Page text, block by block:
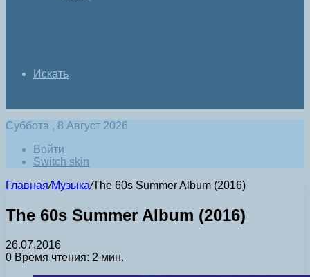
Искать
Суббота , 8 Август 2026
Войти
Switch skin
Главная/Музыка/The 60s Summer Album (2016)
The 60s Summer Album (2016)
26.07.2016
0 Время чтения: 2 мин.